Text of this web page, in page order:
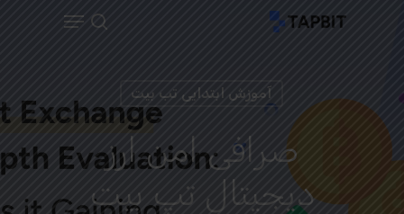
content
Menu
آموزش ابتدایی تب بیت
صرافی امن ارز
دیجیتال تپ بیت